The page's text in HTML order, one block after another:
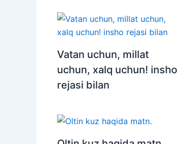
Vatan uchun, millat
uchun, xalq uchun! insho
rejasi bilan